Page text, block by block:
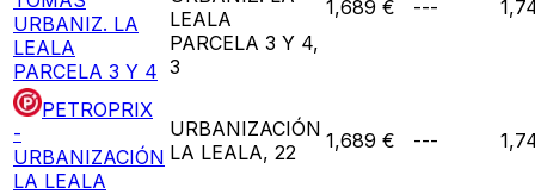
URBANIZ. LA
LEALA
PARCELA 3 Y 4
LEALA
PARCELA 3 Y 4,
3
1,689 € ---
PETROPRIX
-
URBANIZACIÓN
LA LEALA
URBANIZACIÓN
LA LEALA, 22
1,689 € ---